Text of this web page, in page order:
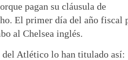
pagan su cláusula de
El primer día del año fiscal
al Chelsea inglés.
Atlético lo han titulado así: